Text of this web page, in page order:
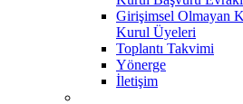
Girişimsel Olmayan
Kurul Üyeleri
Toplantı Takvimi
Yönerge
İletişim